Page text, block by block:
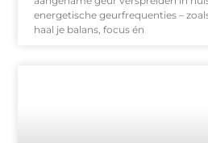
energetische geurfrequenties –
haal je balans, focus én